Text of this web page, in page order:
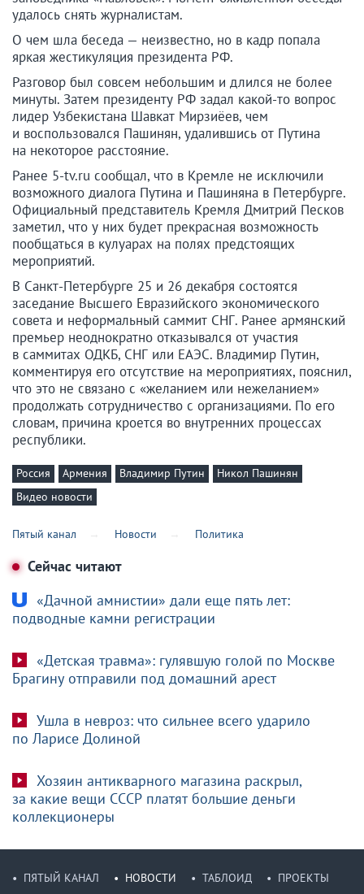
удалось снять журналистам.
О чем шла беседа — неизвестно, но в кадр попала
яркая жестикуляция президента РФ.
Разговор был совсем небольшим и длился не более
минуты. Затем президенту РФ задал какой-то вопрос
лидер Узбекистана Шавкат Мирзиёев, чем
и воспользовался Пашинян, удалившись от Путина
на некоторое расстояние.
Ранее 5-tv.ru сообщал, что в Кремле не исключили
возможного диалога Путина и Пашиняна в Петербурге.
Официальный представитель Кремля Дмитрий Песков
заметил, что у них будет прекрасная возможность
пообщаться в кулуарах на полях предстоящих
мероприятий.
В Санкт-Петербурге 25 и 26 декабря состоятся
заседание Высшего Евразийского экономического
совета и неформальный саммит СНГ. Ранее армянский
премьер неоднократно отказывался от участия
в саммитах ОДКБ, СНГ или ЕАЭС. Владимир Путин,
комментируя его отсутствие на мероприятиях, пояснил,
что это не связано с «желанием или нежеланием»
продолжать сотрудничество с организациями. По его
словам, причина кроется во внутренних процессах
республики.
Россия Армения Владимир Путин
Никол Пашинян
Видео новости
Пятый канал Новости Политика
Сейчас читают
«Дачной амнистии» дали еще пять лет:
подводные камни регистрации
«Детская травма»: гулявшую голой по Москве
Брагину отправили под домашний арест
Ушла в невроз: что сильнее всего ударило
по Ларисе Долиной
Хозяин антикварного магазина раскрыл,
за какие вещи СССР платят большие деньги
коллекционеры
ПЯТЫЙ КАНАЛ НОВОСТИ ТАБЛОИД ПРОЕКТЫ